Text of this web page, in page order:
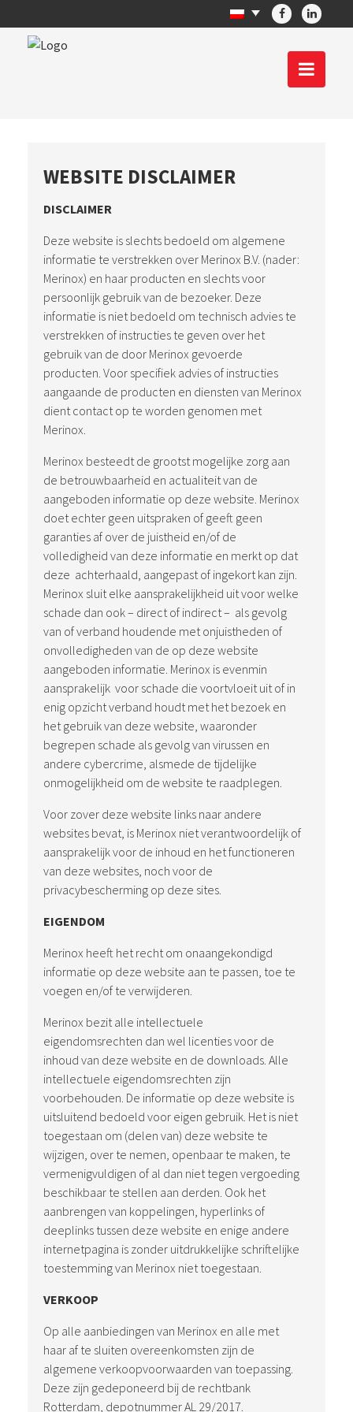
WEBSITE DISCLAIMER
DISCLAIMER
Deze website is slechts bedoeld om algemene
informatie te verstrekken over Merinox B.V. (nader:
Merinox) en haar producten en slechts voor
persoonlijk gebruik van de bezoeker. Deze
informatie is niet bedoeld om technisch advies te
verstrekken of instructies te geven over het
gebruik van de door Merinox gevoerde
producten. Voor specifiek advies of instructies
aangaande de producten en diensten van Merinox
dient contact op te worden genomen met
Merinox.
Merinox besteedt de grootst mogelijke zorg aan
de betrouwbaarheid en actualiteit van de
aangeboden informatie op deze website. Merinox
doet echter geen uitspraken of geeft geen
garanties af over de juistheid en/of de
volledigheid van deze informatie en merkt op dat
deze achterhaald, aangepast of ingekort kan zijn.
Merinox sluit elke aansprakelijkheid uit voor welke
schade dan ook – direct of indirect – als gevolg
van of verband houdende met onjuistheden of
onvolledigheden van de op deze website
aangeboden informatie. Merinox is evenmin
aansprakelijk voor schade die voortvloeit uit of in
enig opzicht verband houdt met het bezoek en
het gebruik van deze website, waaronder
begrepen schade als gevolg van virussen en
andere cybercrime, alsmede de tijdelijke
onmogelijkheid om de website te raadplegen.
Voor zover deze website links naar andere
websites bevat, is Merinox niet verantwoordelijk of
aansprakelijk voor de inhoud en het functioneren
van deze websites, noch voor de
privacybescherming op deze sites.
EIGENDOM
Merinox heeft het recht om onaangekondigd
informatie op deze website aan te passen, toe te
voegen en/of te verwijderen.
Merinox bezit alle intellectuele
eigendomsrechten dan wel licenties voor de
inhoud van deze website en de downloads. Alle
intellectuele eigendomsrechten zijn
voorbehouden. De informatie op deze website is
uitsluitend bedoeld voor eigen gebruik. Het is niet
toegestaan om (delen van) deze website te
wijzigen, over te nemen, openbaar te maken, te
vermenigvuldigen of al dan niet tegen vergoeding
beschikbaar te stellen aan derden. Ook het
aanbrengen van koppelingen, hyperlinks of
deeplinks tussen deze website en enige andere
internetpagina is zonder uitdrukkelijke schriftelijke
toestemming van Merinox niet toegestaan.
VERKOOP
Op alle aanbiedingen van Merinox en alle met
haar af te sluiten overeenkomsten zijn de
algemene verkoopvoorwaarden van toepassing.
Deze zijn gedeponeerd bij de rechtbank
Rotterdam, depotnummer AL 29/2017.